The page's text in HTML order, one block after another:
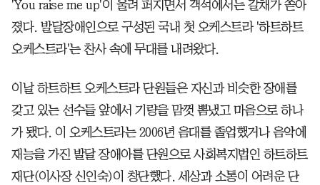
'You raise me up'이 울려 퍼지면서 객석에서는 갈채가 쏟아
졌다. 발달장애인으로 구성된 국내 첫 오케스트라 '하트하트
오케스트라'는 찬사 속에 무대를 내려왔다.
이날 하트하트 오케스트라 단원들은 자신과 비슷한 장애를
갖고 있는 선수들 앞에서 기량을 맘껏 뽐냈고 마음으로 하나
가 됐다. 이 오케스트라는 2006년 음대를 졸업했거나 음악에
재능을 가진 발달 장애아를 단원으로 사회복지법인 하트하트
재단(이사장 신인숙)이 창단했다. 세상과 소통이 어려운 단